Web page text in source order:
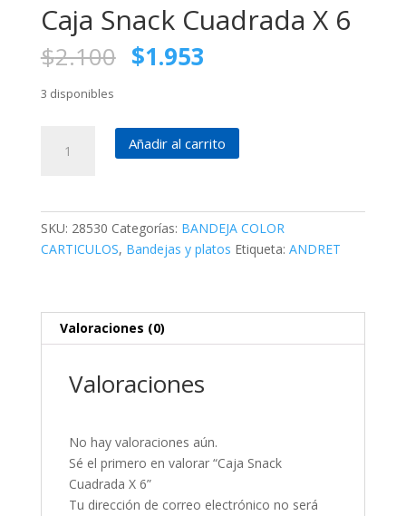
Caja Snack Cuadrada X 6
$2.100 El
precio
$2.100.
$1.953
$1.953.
3 disponibles
Snack
Añadir al carrito
SKU: 28530 Categorías: BANDEJA COLOR
CARTICULOS, Bandejas y platos Etiqueta: ANDRET
Valoraciones (0)
Valoraciones
No hay valoraciones aún.
Sé el primero en valorar “Caja Snack
Cuadrada X 6”
Tu dirección de correo electrónico no será